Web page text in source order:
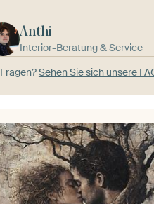
Anthi
Interior-Beratung & Service
Fragen?Sehen Sie sich unsere